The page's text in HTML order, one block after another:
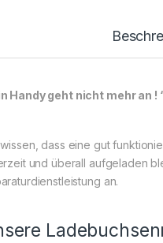
Handy geht nicht mehr an !
dass eine gut
und überall aufgeladen
an.